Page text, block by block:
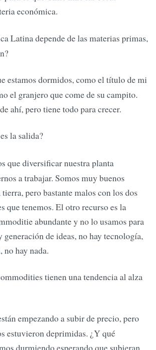
económica.
Latina depende de las materias primas,
estamos dormidos, como el título de mi
el granjero que come de su campito.
ahí, pero tiene todo para crecer.
la salida?
que diversificar nuestra planta
a trabajar. Somos muy buenos
pero bastante malos con los dos
que tenemos. El otro recurso es la
abundante y no lo usamos para
generación de ideas, no hay tecnología,
no hay nada.
tienen una tendencia al alza
empezando a subir de precio, pero
estuvieron deprimidas. ¿Y qué